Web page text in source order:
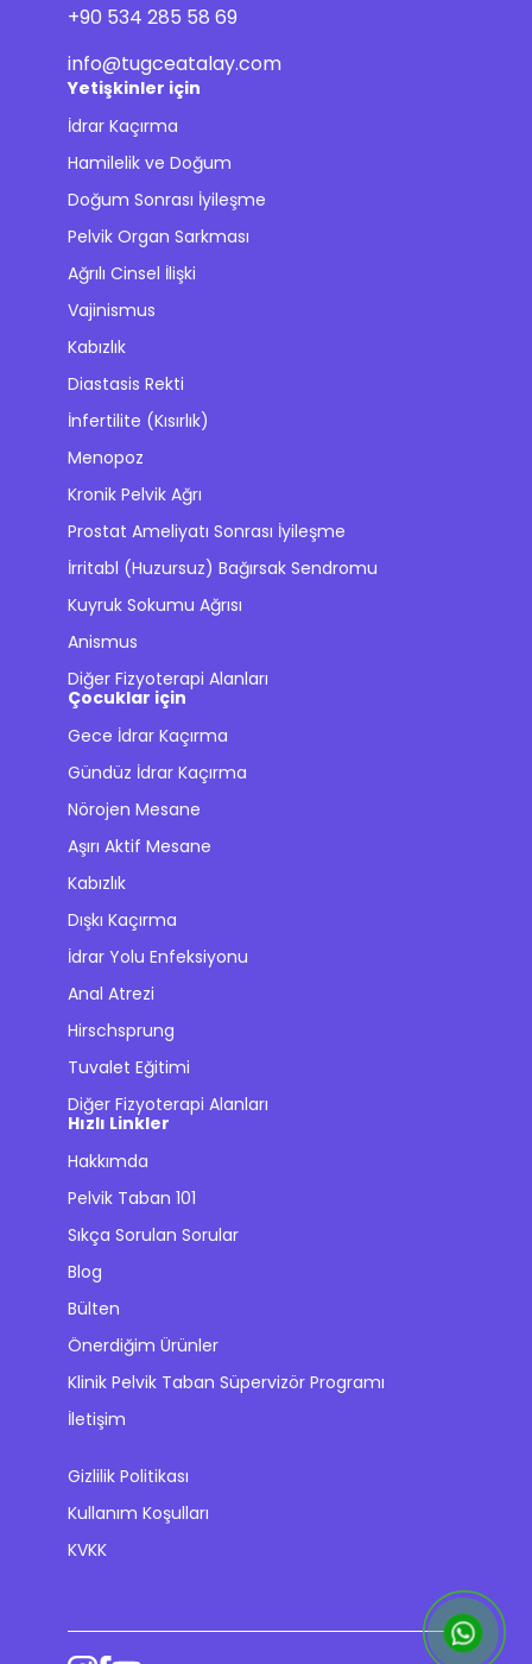
+90 534 285 58 69
info@tugceatalay.com
Yetişkinler için
İdrar Kaçırma
Hamilelik ve Doğum
Doğum Sonrası İyileşme
Pelvik Organ Sarkması
Ağrılı Cinsel İlişki
Vajinismus
Kabızlık
Diastasis Rekti
İnfertilite (Kısırlık)
Menopoz
Kronik Pelvik Ağrı
Prostat Ameliyatı Sonrası İyileşme
İrritabl (Huzursuz) Bağırsak Sendromu
Kuyruk Sokumu Ağrısı
Anismus
Diğer Fizyoterapi Alanları
Çocuklar için
Gece İdrar Kaçırma
Gündüz İdrar Kaçırma
Nörojen Mesane
Aşırı Aktif Mesane
Kabızlık
Dışkı Kaçırma
İdrar Yolu Enfeksiyonu
Anal Atrezi
Hirschsprung
Tuvalet Eğitimi
Diğer Fizyoterapi Alanları
Hızlı Linkler
Hakkımda
Pelvik Taban 101
Sıkça Sorulan Sorular
Blog
Bülten
Önerdiğim Ürünler
Klinik Pelvik Taban Süpervizör Programı
İletişim
Gizlilik Politikası
Kullanım Koşulları
KVKK